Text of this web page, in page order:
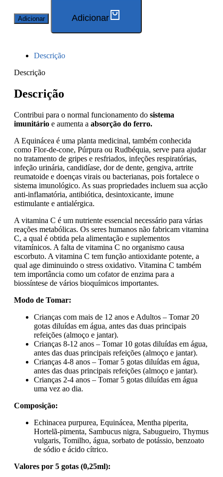
Adicionar Adicionar
Descrição
Descrição
Descrição
Contribui para o normal funcionamento do sistema
imunitário e aumenta a absorção do ferro.
A Equinácea é uma planta medicinal, também conhecida
como Flor-de-cone, Púrpura ou Rudbéquia, serve para ajudar
no tratamento de gripes e resfriados, infeções respiratórias,
infeção urinária, candidíase, dor de dente, gengiva, artrite
reumatoide e doenças virais ou bacterianas, pois fortalece o
sistema imunológico. As suas propriedades incluem sua acção
anti-inflamatória, antibiótica, desintoxicante, imune
estimulante e antialérgica.
A vitamina C é um nutriente essencial necessário para várias
reações metabólicas. Os seres humanos não fabricam vitamina
C, a qual é obtida pela alimentação e suplementos
vitamínicos. A falta de vitamina C no organismo causa
escorbuto. A vitamina C tem função antioxidante potente, a
qual age diminuindo o stress oxidativo. Vitamina C também
tem importância como um cofator de enzima para a
biossíntese de vários bioquímicos importantes.
Modo de Tomar:
Crianças com mais de 12 anos e Adultos – Tomar 20
gotas diluídas em água, antes das duas principais
refeições (almoço e jantar).
Crianças 8-12 anos – Tomar 10 gotas diluídas em água,
antes das duas principais refeições (almoço e jantar).
Crianças 4-8 anos – Tomar 5 gotas diluídas em água,
antes das duas principais refeições (almoço e jantar).
Crianças 2-4 anos – Tomar 5 gotas diluídas em água
uma vez ao dia.
Composição:
Echinacea purpurea, Equinácea, Mentha piperita,
Hortelã-pimenta, Sambucus nigra, Sabugueiro, Thymus
vulgaris, Tomilho, água, sorbato de potássio, benzoato
de sódio e ácido cítrico.
Valores por 5 gotas (0,25ml):